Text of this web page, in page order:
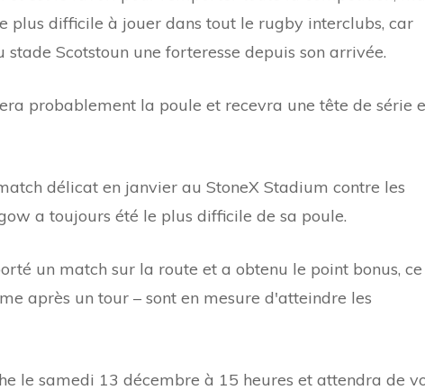
plus difficile à jouer dans tout le rugby interclubs, car
Scotstoun une forteresse depuis son arrivée.
probablement la poule et recevra une tête de série
délicat en janvier au StoneX Stadium contre les
a toujours été le plus difficile de sa poule.
un match sur la route et a obtenu le point bonus, ce
après un tour – sont en mesure d'atteindre les
le samedi 13 décembre à 15 heures et attendra de